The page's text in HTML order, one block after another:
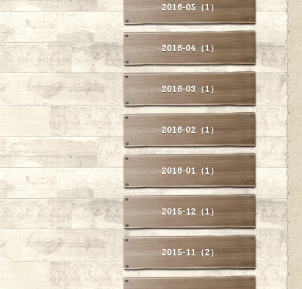
2016-05（1）
2016-04（1）
2016-03（1）
2016-02（1）
2016-01（1）
2015-12（1）
2015-11（2）